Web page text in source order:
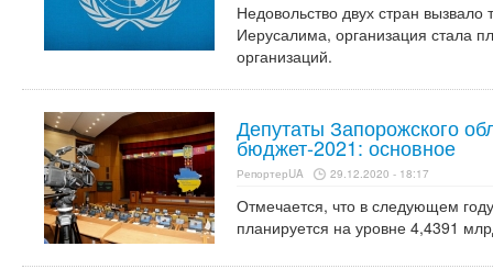
Недовольство двух стран
Иерусалима, организация стала
организаций.
Депутаты Запорожского
бюджет-2021: основное
РепортерUA 29.12.2020 - 18:17
Отмечается, что в следующем
планируется на уровне 4,4391